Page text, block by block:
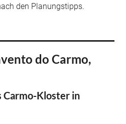
den Planungstipps.
do Carmo,
Carmo-Kloster in